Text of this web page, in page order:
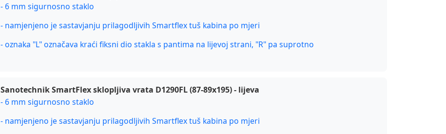
- 6 mm sigurnosno staklo
- namjenjeno je sastavjanju prilagodljivih Smartflex tuš kabina po mjeri
- oznaka "L" označava kraći fiksni dio stakla s pantima na lijevoj strani, "R" pa suprotno
Sanotechnik SmartFlex sklopljiva vrata D1290FL (87-89x195) - lijeva
- 6 mm sigurnosno staklo
- namjenjeno je sastavjanju prilagodljivih Smartflex tuš kabina po mjeri